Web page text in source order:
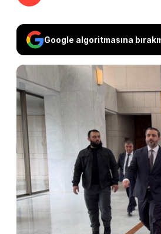
Google algoritmasına
Ürdün
lideri
inşa
da